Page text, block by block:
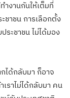
ำงานกันให้เต็มที่
ชาชน การเลือกตั้ง
ระชาชน ไม่ได้มอง
ได้กลับมา ก็อาจ
เราไม่ได้กลับมา คน